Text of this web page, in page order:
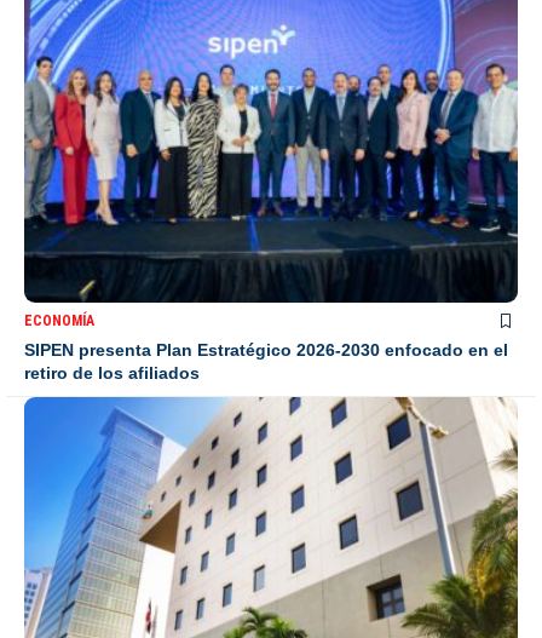
ECONOMÍA
SIPEN presenta Plan Estratégico 2026-2030 enfocado en el
retiro de los afiliados